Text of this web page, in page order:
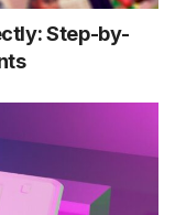
Step-by-